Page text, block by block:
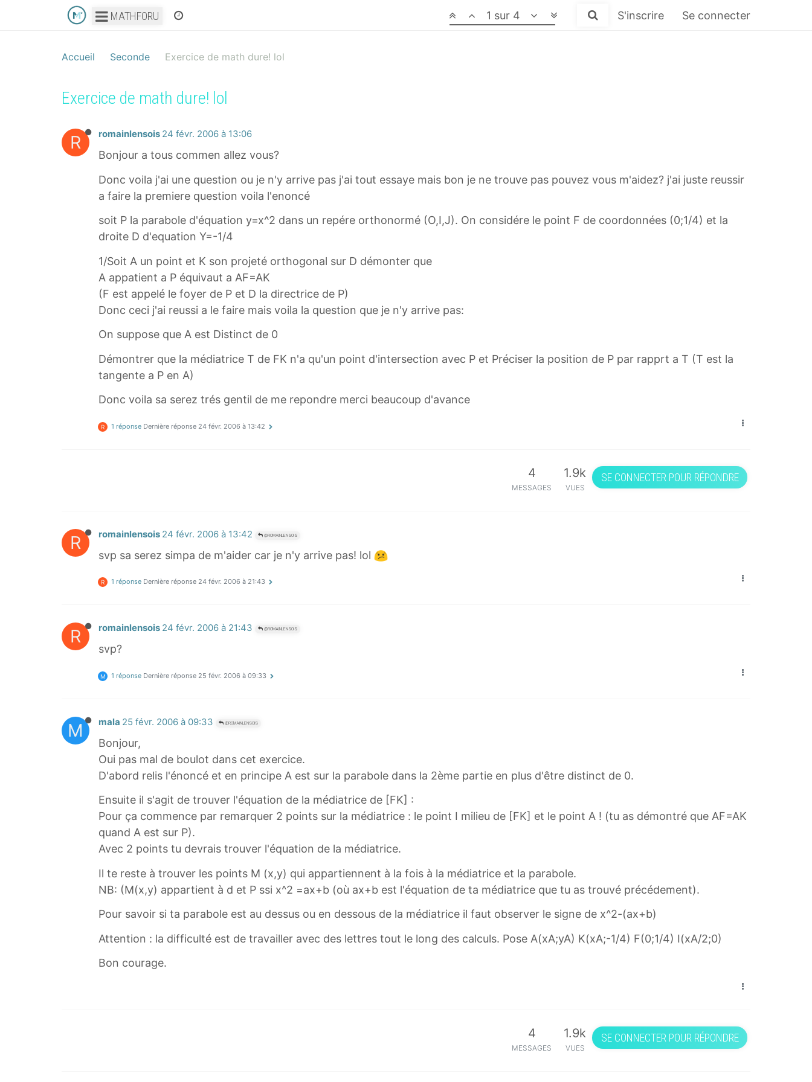
MATHFORU S'inscrire Se connecter
1 sur 4
Accueil Seconde Exercice de math dure! lol
Exercice de math dure! lol
R romainlensois 24 févr. 2006 à 13:06
Bonjour a tous commen allez vous?
Donc voila j'ai une question ou je n'y arrive pas j'ai tout essaye mais bon je ne trouve pas pouvez vous m'aidez? j'ai juste reussir
a faire la premiere question voila l'enoncé
soit P la parabole d'équation y=x^2 dans un repére orthonormé (O,I,J). On considére le point F de coordonnées (0;1/4) et la
droite D d'equation Y=-1/4
1/Soit A un point et K son projeté orthogonal sur D démonter que
A appatient a P équivaut a AF=AK
(F est appelé le foyer de P et D la directrice de P)
Donc ceci j'ai reussi a le faire mais voila la question que je n'y arrive pas:
On suppose que A est Distinct de 0
Démontrer que la médiatrice T de FK n'a qu'un point d'intersection avec P et Préciser la position de P par rapprt a T (T est la
tangente a P en A)
Donc voila sa serez trés gentil de me repondre merci beaucoup d'avance
R 1 réponse Dernière réponse 24 févr. 2006 à 13:42
4
MESSAGES
1.9k
VUES
SE CONNECTER POUR RÉPONDRE
R romainlensois 24 févr. 2006 à 13:42 @ROMAINLENSOIS
svp sa serez simpa de m'aider car je n'y arrive pas! lol
R 1 réponse Dernière réponse 24 févr. 2006 à 21:43
R romainlensois 24 févr. 2006 à 21:43 @ROMAINLENSOIS
svp?
M 1 réponse Dernière réponse 25 févr. 2006 à 09:33
M mala 25 févr. 2006 à 09:33 @ROMAINLENSOIS
Bonjour,
Oui pas mal de boulot dans cet exercice.
D'abord relis l'énoncé et en principe A est sur la parabole dans la 2ème partie en plus d'être distinct de 0.
Ensuite il s'agit de trouver l'équation de la médiatrice de [FK] :
Pour ça commence par remarquer 2 points sur la médiatrice : le point I milieu de [FK] et le point A ! (tu as démontré que AF=AK
quand A est sur P).
Avec 2 points tu devrais trouver l'équation de la médiatrice.
Il te reste à trouver les points M (x,y) qui appartiennent à la fois à la médiatrice et la parabole.
NB: (M(x,y) appartient à d et P ssi x^2 =ax+b (où ax+b est l'équation de ta médiatrice que tu as trouvé précédement).
Pour savoir si ta parabole est au dessus ou en dessous de la médiatrice il faut observer le signe de x^2-(ax+b)
Attention : la difficulté est de travailler avec des lettres tout le long des calculs. Pose A(xA;yA) K(xA;-1/4) F(0;1/4) I(xA/2;0)
Bon courage.
4
MESSAGES
1.9k
VUES
SE CONNECTER POUR RÉPONDRE